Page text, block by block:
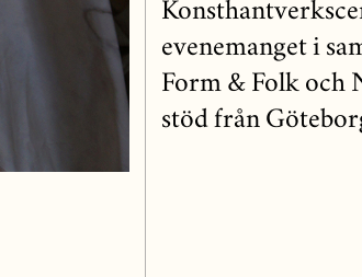
evenemanget i
Form & Folk och
stöd från